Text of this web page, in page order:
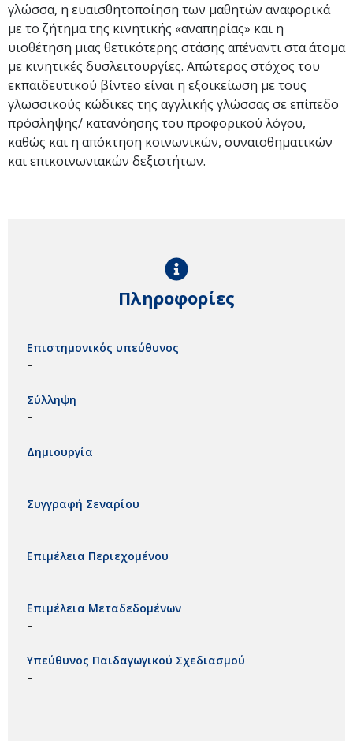
γλώσσα, η ευαισθητοποίηση των μαθητών αναφορικά
με το ζήτημα της κινητικής «αναπηρίας» και η
υιοθέτηση μιας θετικότερης στάσης απέναντι στα άτομα
με κινητικές δυσλειτουργίες. Απώτερος στόχος του
εκπαιδευτικού βίντεο είναι η εξοικείωση με τους
γλωσσικούς κώδικες της αγγλικής γλώσσας σε επίπεδο
πρόσληψης/ κατανόησης του προφορικού λόγου,
καθώς και η απόκτηση κοινωνικών, συναισθηματικών
και επικοινωνιακών δεξιοτήτων.
Πληροφορίες
Επιστημονικός υπεύθυνος
–
Σύλληψη
–
Δημιουργία
–
Συγγραφή Σεναρίου
–
Επιμέλεια Περιεχομένου
–
Επιμέλεια Μεταδεδομένων
–
Υπεύθυνος Παιδαγωγικού Σχεδιασμού
–